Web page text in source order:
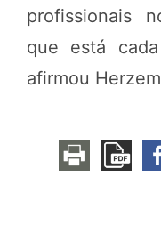
profissionais
que está
afirmou